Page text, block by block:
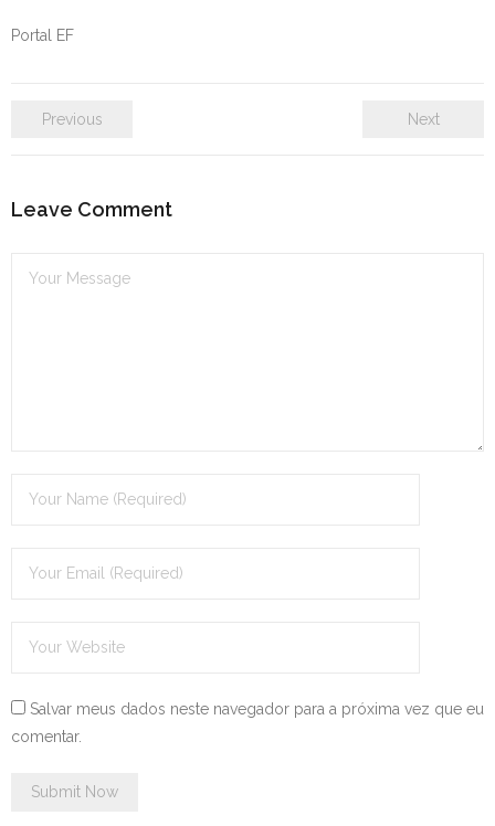
Portal EF
Previous Next
Leave Comment
Salvar meus dados neste navegador para a próxima vez que eu
comentar.